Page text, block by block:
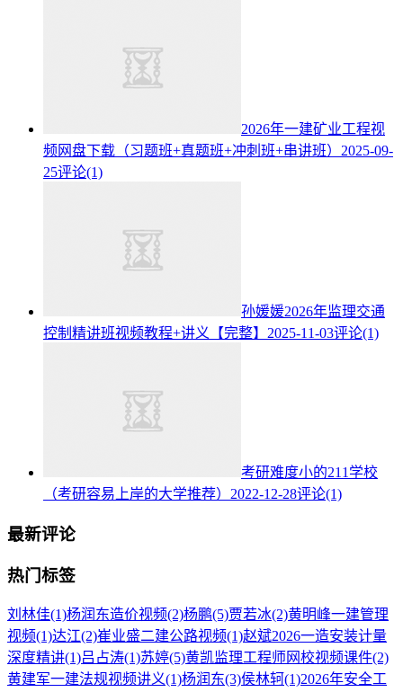
2026年一建矿业工程视
频网盘下载（习题班+真题班+冲刺班+串讲班） 2025-09-
25评论(1)
孙媛媛2026年监理交通
控制精讲班视频教程+讲义【完整】 2025-11-03评论(1)
考研难度小的211学校
（考研容易上岸的大学推荐） 2022-12-28评论(1)
最新评论
热门标签
刘林佳(1)杨润东造价视频(2)杨鹏(5)贾若冰(2)黄明峰一建管理
视频(1)达江(2)崔业盛二建公路视频(1)赵斌2026一造安装计量
深度精讲(1)吕占涛(1)苏婷(5)黄凯监理工程师网校视频课件(2)
黄建军一建法规视频讲义(1)杨润东(3)侯林轲(1)2026年安全工